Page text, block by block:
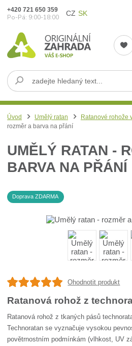
CZ SK
+420 721 650 359
Po-Pá: 9:00-18:00
Úvod Umělý ratan Ratanové rohože
rozměr a barva na přání
UMĚLÝ RATAN -
BARVA NA PŘÁNÍ
Doprava ZDARMA
Ohodnotit produkt
Ratanová rohož z
Ratanová rohož z tkaných pásů
Technoratan se vyznačuje vysokou
povětrnostním podmínkám (vlhkost, UV